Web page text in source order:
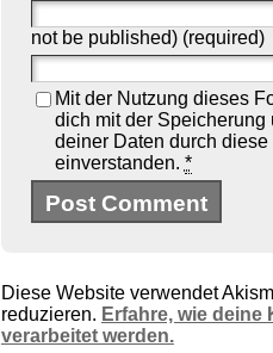
not be published) (required)
Mit der Nutzung dieses
dich mit der Speicherung
deiner Daten durch diese
einverstanden. *
Diese Website verwendet
reduzieren. Erfahre, wie deine
verarbeitet werden.